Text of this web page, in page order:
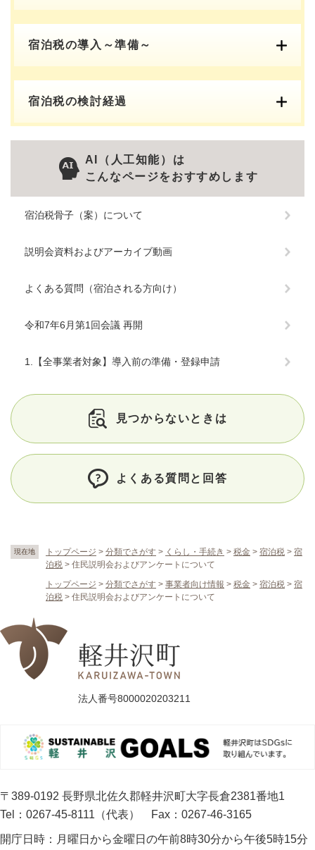
現在地 トップページ > 分類でさがす > くらし・手続き > 税金 > 宿泊税 > 宿
泊税 > 住民説明会およびアンケートについて
トップページ > 分類でさがす > 事業者向け情報 > 税金 > 宿泊税 > 宿
泊税 > 住民説明会およびアンケートについて
宿泊税の導入～準備～
宿泊税の検討経過
AI（人工知能）は
こんなページをおすすめします
宿泊税骨子（案）について
説明会資料およびアーカイブ動画
よくある質問（宿泊される方向け）
令和7年6月第1回会議 再開
1.【全事業者対象】導入前の準備・登録申請
見つからないときは
よくある質問と回答
法人番号8000020203211
〒389-0192 長野県北佐久郡軽井沢町大字長倉2381番地1
Tel：0267-45-8111（代表）
Fax：0267-46-3165
開庁日時： 月曜日から金曜日の午前8時30分から午後5時15分